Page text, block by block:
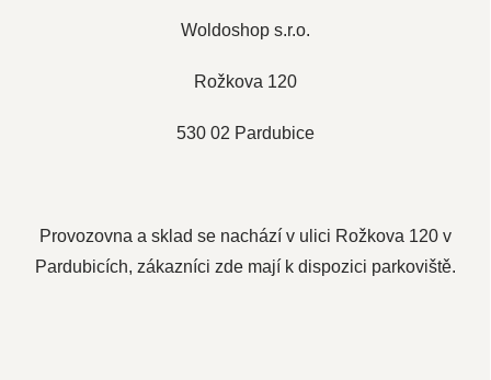
Woldoshop s.r.o.
Rožkova 120
530 02 Pardubice
Provozovna a sklad se nachází v ulici Rožkova 120 v
Pardubicích, zákazníci zde mají k dispozici parkoviště.